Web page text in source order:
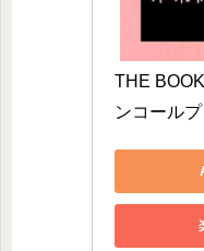
THE
ンコール